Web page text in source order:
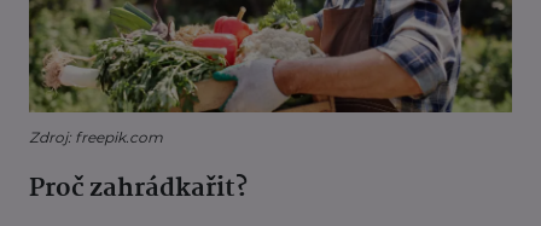
Zdroj: freepik.com
Proč zahrádkařit?